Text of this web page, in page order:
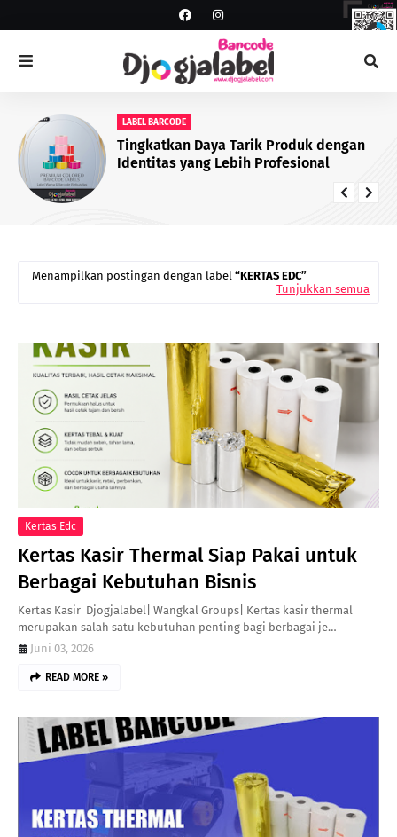
LABEL BARCODE
Tingkatkan Daya Tarik Produk dengan
Identitas yang Lebih Profesional
Menampilkan postingan dengan label KERTAS EDC
Tunjukkan semua
Kertas Edc
Kertas Kasir Thermal Siap Pakai untuk
Berbagai Kebutuhan Bisnis
Kertas Kasir Djogjalabel| Wangkal Groups| Kertas kasir thermal
merupakan salah satu kebutuhan penting bagi berbagai je…
Juni 03, 2026
READ MORE »